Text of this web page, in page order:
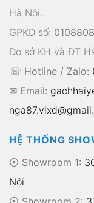
Hà Nội.
GPKD số:
Do sở KH và ĐT
☏ Hotline / Zalo:
✉ Email:
HỆ THỐNG
⦿ Showroom 1:
Nội